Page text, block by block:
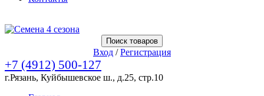
Поиск товаров
Вход /Регистрация
+7 (4912) 500-127
г.Рязань, Куйбышевское ш., д.25, стр.10